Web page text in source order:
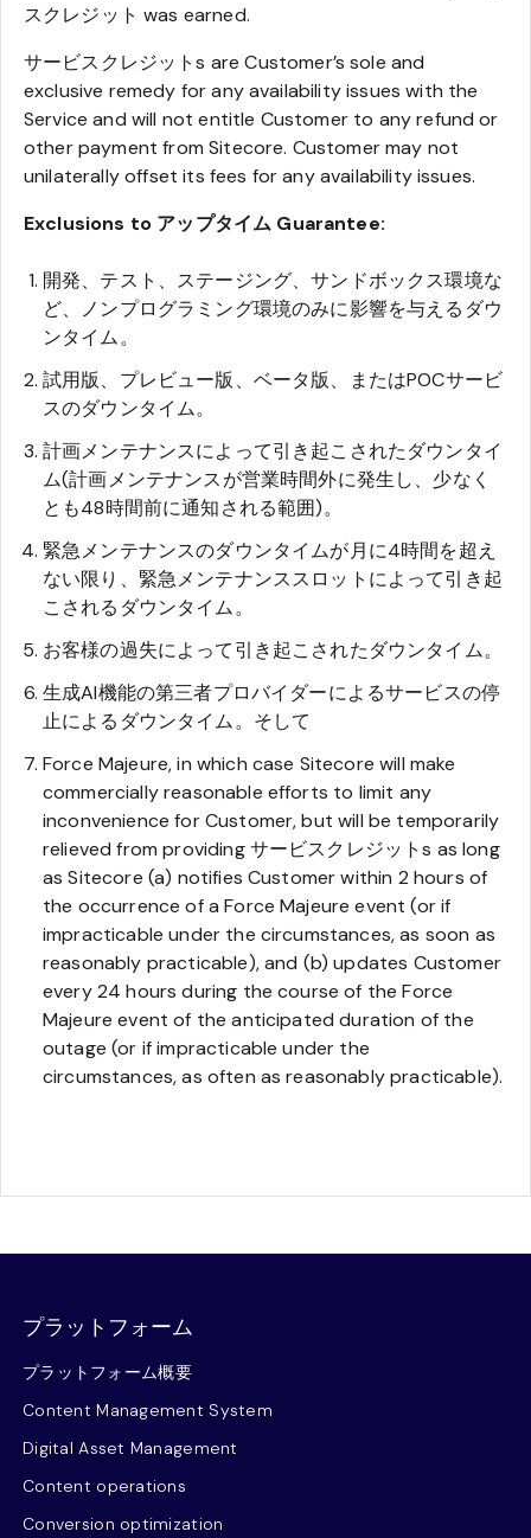
スクレジット was earned.
サービスクレジットs are Customer’s sole and
exclusive remedy for any availability issues with the
Service and will not entitle Customer to any refund or
other payment from Sitecore. Customer may not
unilaterally offset its fees for any availability issues.
Exclusions to アップタイム Guarantee:
開発、テスト、ステージング、サンドボックス環境な
ど、ノンプログラミング環境のみに影響を与えるダウ
ンタイム。
試用版、プレビュー版、ベータ版、またはPOCサービ
スのダウンタイム。
計画メンテナンスによって引き起こされたダウンタイ
ム(計画メンテナンスが営業時間外に発生し、少なく
とも48時間前に通知される範囲)。
緊急メンテナンスのダウンタイムが月に4時間を超え
ない限り、緊急メンテナンススロットによって引き起
こされるダウンタイム。
お客様の過失によって引き起こされたダウンタイム。
生成AI機能の第三者プロバイダーによるサービスの停
止によるダウンタイム。そして
Force Majeure, in which case Sitecore will make
commercially reasonable efforts to limit any
inconvenience for Customer, but will be temporarily
relieved from providing サービスクレジットs as long
as Sitecore (a) notifies Customer within 2 hours of
the occurrence of a Force Majeure event (or if
impracticable under the circumstances, as soon as
reasonably practicable), and (b) updates Customer
every 24 hours during the course of the Force
Majeure event of the anticipated duration of the
outage (or if impracticable under the
circumstances, as often as reasonably practicable).
プラットフォーム
プラットフォーム概要
Content Management System
Digital Asset Management
Content operations
Conversion optimization